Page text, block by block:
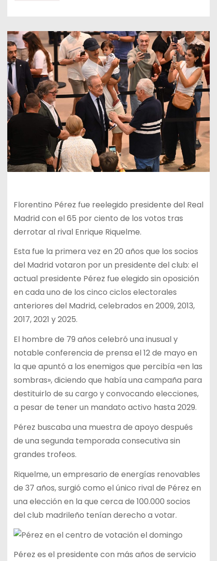
Florentino Pérez fue reelegido presidente del Real
Madrid con el 65 por ciento de los votos tras
derrotar al rival Enrique Riquelme.
Esta fue la primera vez en 20 años que los socios
del Madrid votaron por un presidente del club: el
actual presidente Pérez fue elegido sin oposición
en cada uno de los cinco ciclos electorales
anteriores del Madrid, celebrados en 2009, 2013,
2017, 2021 y 2025.
El hombre de 79 años celebró una inusual y
notable conferencia de prensa el 12 de mayo en
la que apuntó a los enemigos que percibía «en las
sombras», diciendo que había una campaña para
destituirlo de su cargo y convocando elecciones,
a pesar de tener un mandato activo hasta 2029.
Pérez buscaba una muestra de apoyo después
de una segunda temporada consecutiva sin
grandes trofeos.
Riquelme, un empresario de energías renovables
de 37 años, surgió como el único rival de Pérez en
una elección en la que cerca de 100.000 socios
del club madrileño tenían derecho a votar.
Pérez es el presidente con más años de servicio